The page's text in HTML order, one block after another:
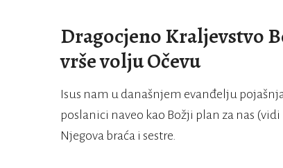
Dragocjeno Kraljevstvo
vrše volju Očevu
Isus nam u današnjem evanđelju
poslanici naveo kao Božji plan za nas (vidi
Njegova braća i sestre.